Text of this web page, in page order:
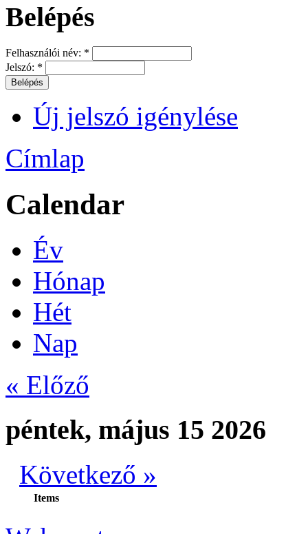
Belépés
Felhasználói név: *
Jelszó: *
Új jelszó igénylése
Címlap
Calendar
Év
Hónap
Hét
Nap
« Előző
péntek, május 15 2026
Következő »
Items